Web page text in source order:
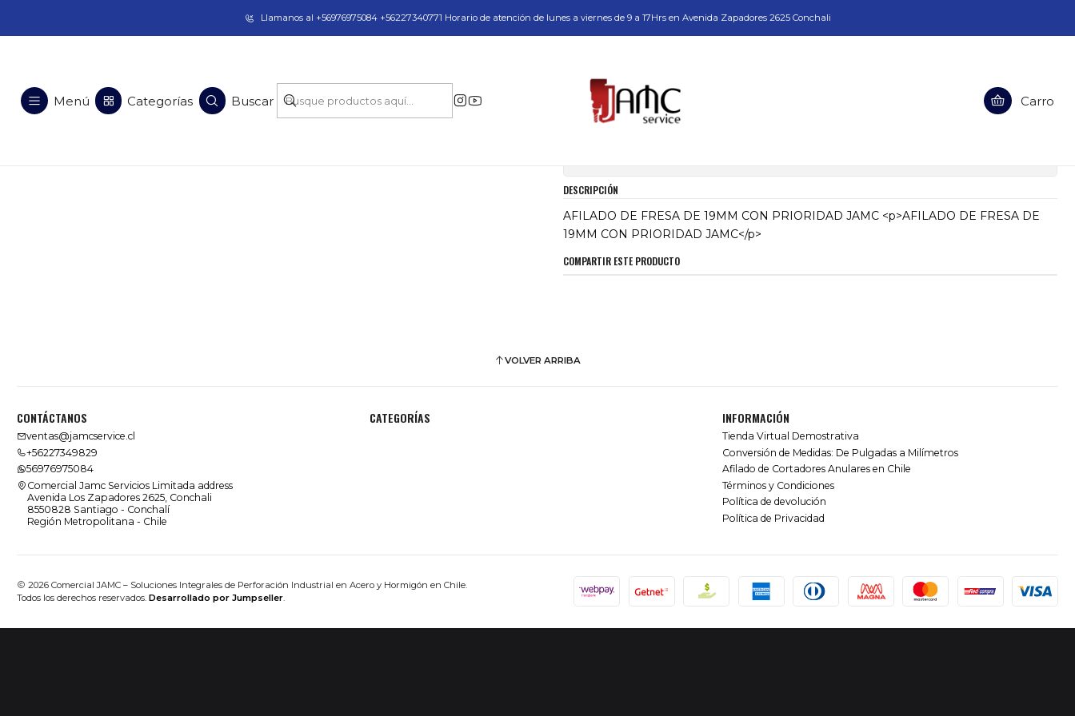
Taladros Magnéticos en Chile | Venta, Arriendo y Servicio Técnico
Menú Categorías Buscar Carro
Llamanos al +56976975084 +56227340771 Horario de atención de lunes a viernes de 9 a 17Hrs en Avenida Zapadores 2625 Conchali
AFILADO DE FRESA DE 19MM CON PRIORIDAD JAMC
DESCRIPCIÓN
AFILADO DE FRESA DE 19MM CON PRIORIDAD JAMC <p>AFILADO DE FRESA DE
19MM CON PRIORIDAD JAMC</p>
COMPARTIR ESTE PRODUCTO
VOLVER ARRIBA
CONTÁCTANOS
ventas@jamcservice.cl
+56227349829
56976975084
Comercial Jamc Servicios Limitada address
Avenida Los Zapadores 2625, Conchali
8550828 Santiago - Conchalí
Región Metropolitana - Chile
CATEGORÍAS INFORMACIÓN
Tienda Virtual Demostrativa
Conversión de Medidas: De Pulgadas a Milímetros
Afilado de Cortadores Anulares en Chile
Términos y Condiciones
Política de devolución
Política de Privacidad
2026 Comercial JAMC – Soluciones Integrales de Perforación Industrial en Acero y Hormigón en Chile.
Todos los derechos reservados. Desarrollado por Jumpseller.